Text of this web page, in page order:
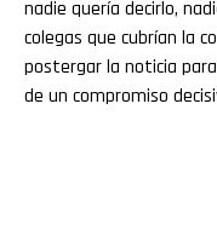
nadie quería decirlo,
colegas que cubrían la
postergar la noticia
de un compromiso